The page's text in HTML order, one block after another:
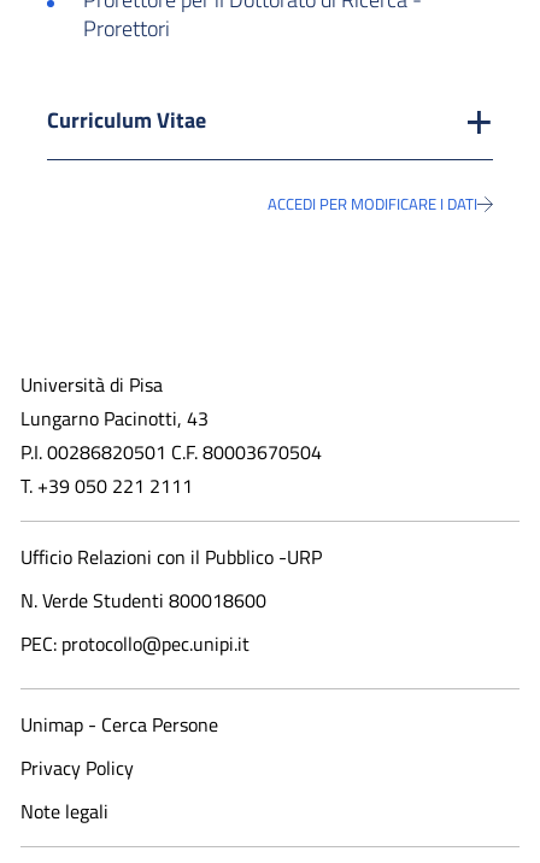
Prorettori
Curriculum Vitae
ACCEDI PER MODIFICARE I DATI
Università di Pisa
Lungarno Pacinotti, 43
P.I. 00286820501 C.F. 80003670504
T. +39 050 221 2111
Ufficio Relazioni con il Pubblico -URP
N. Verde Studenti 800018600​
PEC: protocollo@pec.unipi.it
Unimap - Cerca Persone
Privacy Policy
Note legali